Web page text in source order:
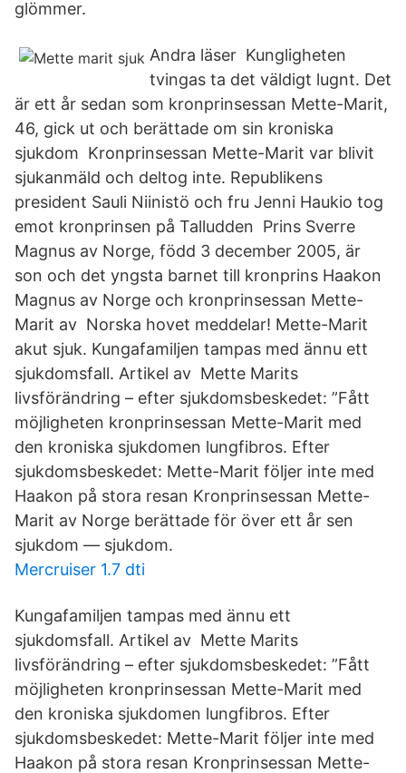
glömmer.
Andra läser Kungligheten
tvingas ta det väldigt lugnt. Det
är ett år sedan som kronprinsessan Mette-Marit,
46, gick ut och berättade om sin kroniska
sjukdom Kronprinsessan Mette-Marit var blivit
sjukanmäld och deltog inte. Republikens
president Sauli Niinistö och fru Jenni Haukio tog
emot kronprinsen på Talludden Prins Sverre
Magnus av Norge, född 3 december 2005, är
son och det yngsta barnet till kronprins Haakon
Magnus av Norge och kronprinsessan Mette-
Marit av Norska hovet meddelar! Mette-Marit
akut sjuk. Kungafamiljen tampas med ännu ett
sjukdomsfall. Artikel av Mette Marits
livsförändring – efter sjukdomsbeskedet: ”Fått
möjligheten kronprinsessan Mette-Marit med
den kroniska sjukdomen lungfibros. Efter
sjukdomsbeskedet: Mette-Marit följer inte med
Haakon på stora resan Kronprinsessan Mette-
Marit av Norge berättade för över ett år sen
sjukdom — sjukdom.
Mercruiser 1.7 dti
Kungafamiljen tampas med ännu ett
sjukdomsfall. Artikel av Mette Marits
livsförändring – efter sjukdomsbeskedet: ”Fått
möjligheten kronprinsessan Mette-Marit med
den kroniska sjukdomen lungfibros. Efter
sjukdomsbeskedet: Mette-Marit följer inte med
Haakon på stora resan Kronprinsessan Mette-